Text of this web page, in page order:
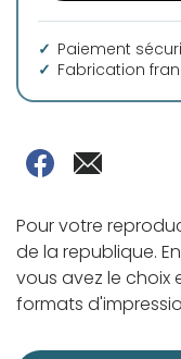
Paiement
Fabrication
Pour votre
de la republique.
vous avez le choix
formats